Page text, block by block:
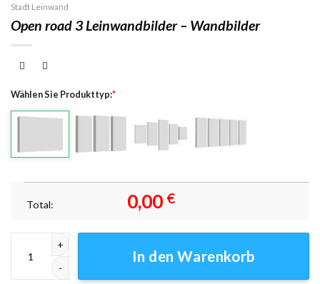
Stadt Leinwand
Open road 3 Leinwandbilder – Wandbilder
Wählen Sie Produkttyp:*
Total: 0,00 €
In den Warenkorb